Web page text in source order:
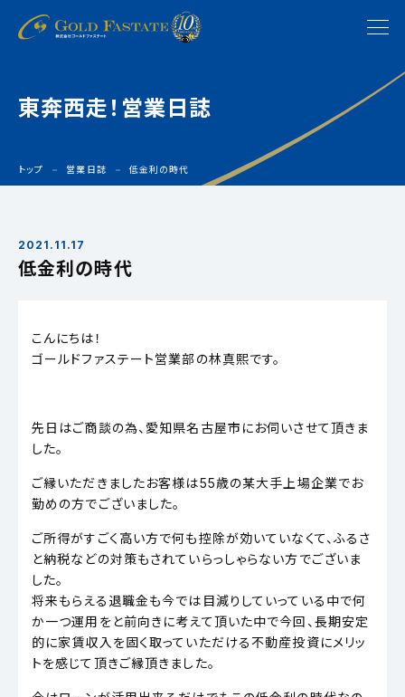
東奔西走！営業日誌
トップ 営業日誌 低金利の時代
2021.11.17
低金利の時代
こんにちは！
ゴールドファステート営業部の林真熙です。
先日はご商談の為、愛知県名古屋市にお伺いさせて頂きま
した。
ご縁いただきましたお客様は55歳の某大手上場企業でお
勤めの方でございました。
ご所得がすごく高い方で何も控除が効いていなくて、ふるさ
と納税などの対策もされていらっしゃらない方でございま
した。
将来もらえる退職金も今では目減りしていっている中で何
か一つ運用をと前向きに考えて頂いた中で今回、長期安定
的に家賃収入を固く取っていただける不動産投資にメリッ
トを感じて頂きご縁頂きました。